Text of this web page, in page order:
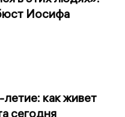
Иосифа
как живет
сегодня